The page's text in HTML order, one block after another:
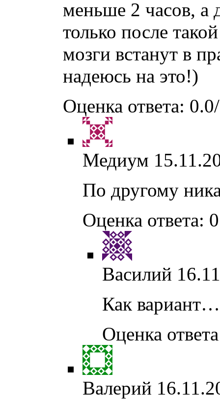
меньше 2 часов, а
только после
мозги встанут в
надеюсь на это!)
Оценка ответа: 0.0/
Медиум
По другому
Оценка ответа:
Василий
Как вариант…
Оценка
Валерий